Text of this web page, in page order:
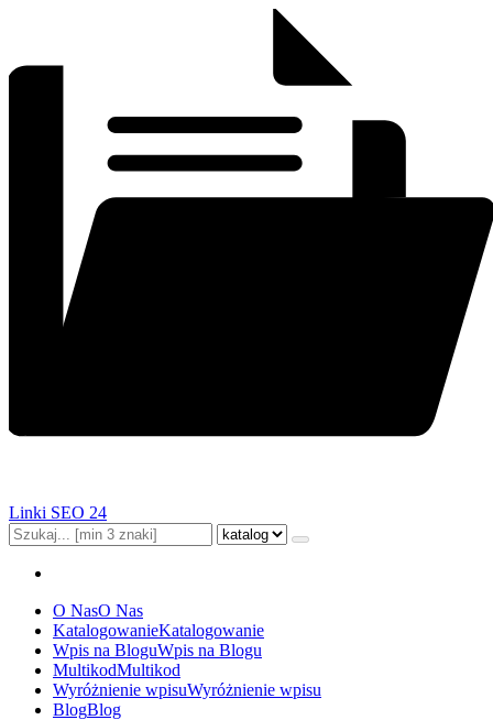
Linki SEO 24
O NasO Nas
KatalogowanieKatalogowanie
Wpis na BloguWpis na Blogu
MultikodMultikod
Wyróżnienie wpisuWyróżnienie wpisu
BlogBlog